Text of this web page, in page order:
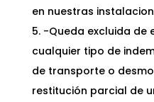
en nuestras
5. -Queda excluida
cualquier tipo de
de transporte o
restitución parcial de